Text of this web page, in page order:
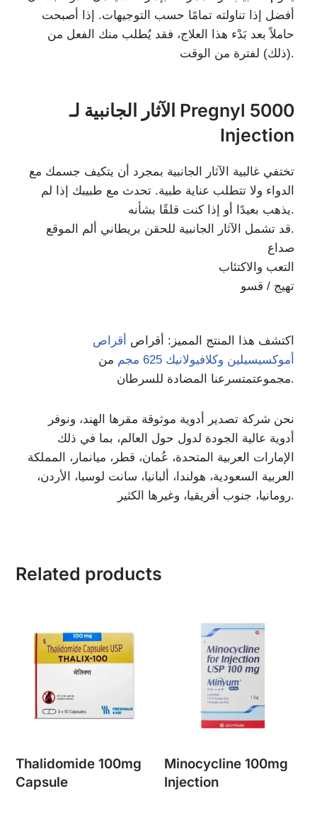
أفضل إذا تناولته تمامًا حسب التوجيهات. إذا أصبحت
حاملاً بعد بَدْء هذا العلاج، فقد يُطلب منك الفعل من
(ذلك) لفترة من الوقت.
الآثار الجانبية لـ Pregnyl 5000
Injection
تختفي غالبية الآثار الجانبية بمجرد أن يتكيف جسمك مع
الدواء ولا تتطلب عناية طبية. تحدث مع طبيبك إذا لم
يذهب بعيدًا أو إذا كنت قلقًا بشأنه.
قد تشمل الآثار الجانبية للحقن بريطاني ألم الموقع.
صداع
التعب والاكتئاب
تهيج / قسو
اكتشف هذا المنتج المميز: أقراص
أقراص
أموكسيسيلين وكلافيولانيك 625 مجم
من
مجموعتمتسرع نا المضادة للسرطان.
نحن شركة تصدير أدوية موثوقة مقرها الهند، ونوفر
أدوية عالية الجودة لدول حول العالم، بما في ذلك
الإمارات العربية المتحدة، عُمان، قطر، ميانمار، المملكة
العربية السعودية، هولندا، ألبانيا، سانت لوسيا، الأردن،
رومانيا، جنوب أفريقيا، وغيرها الكثير.
Related products
Thalidomide 100mg
Capsule
Minocycline 100mg
Injection